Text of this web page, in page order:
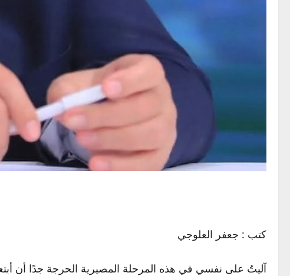
كتب : جعفر العلوجي
آليتُ على نفسي في هذه المرحلة المصيرية الحرجة جدًا أن